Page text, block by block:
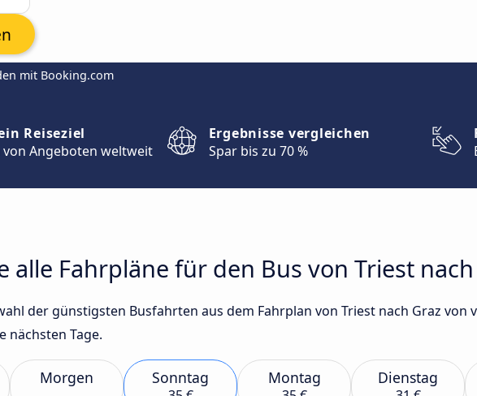
mit Booking.com
Reiseziel
Angeboten weltweit
Ergebnisse vergleichen
Spar bis zu 70 %
alle Fahrpläne für den Bus von Triest
der günstigsten Busfahrten aus dem Fahrplan von Triest nach Graz von
nächsten Tage.
Morgen Sonntag Montag Dienstag